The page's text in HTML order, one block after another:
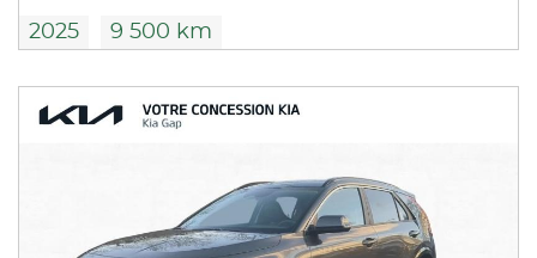
2025 9 500 km